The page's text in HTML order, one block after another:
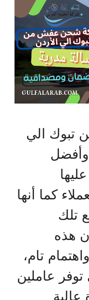
الي
وأفضل
كما أنها
تلك
هذه
تام،
توفر عاملين